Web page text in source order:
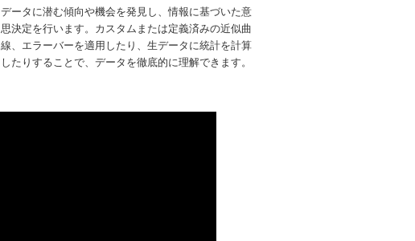
データに潜む傾向や機会を発見し、情報に基づいた意
思決定を行います。カスタムまたは定義済みの近似曲
線、エラーバーを適用したり、生データに統計を計算
したりすることで、データを徹底的に理解できます。